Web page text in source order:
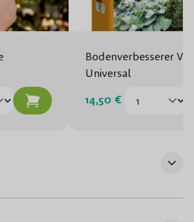
Bodenverbesserer
Universal
14,50 €